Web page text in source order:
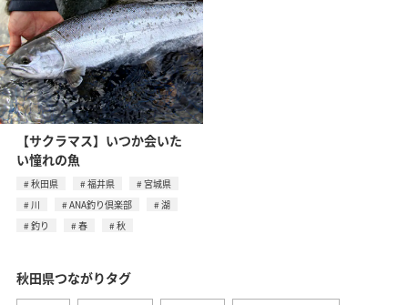
【サクラマス】いつか会いた
い憧れの魚
秋田県 福井県
宮城県
川
ANA釣り倶楽部
湖
釣り
春 秋
秋田県つながりタグ